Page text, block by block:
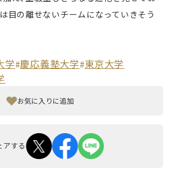
目の離せないチームになっていきそう
学#慶応義塾大学#東京大学
お気に入りに追加
アする